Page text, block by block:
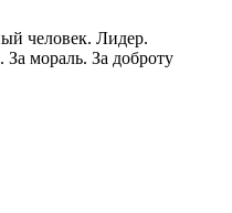
человек. Лидер.
мораль. За доброту